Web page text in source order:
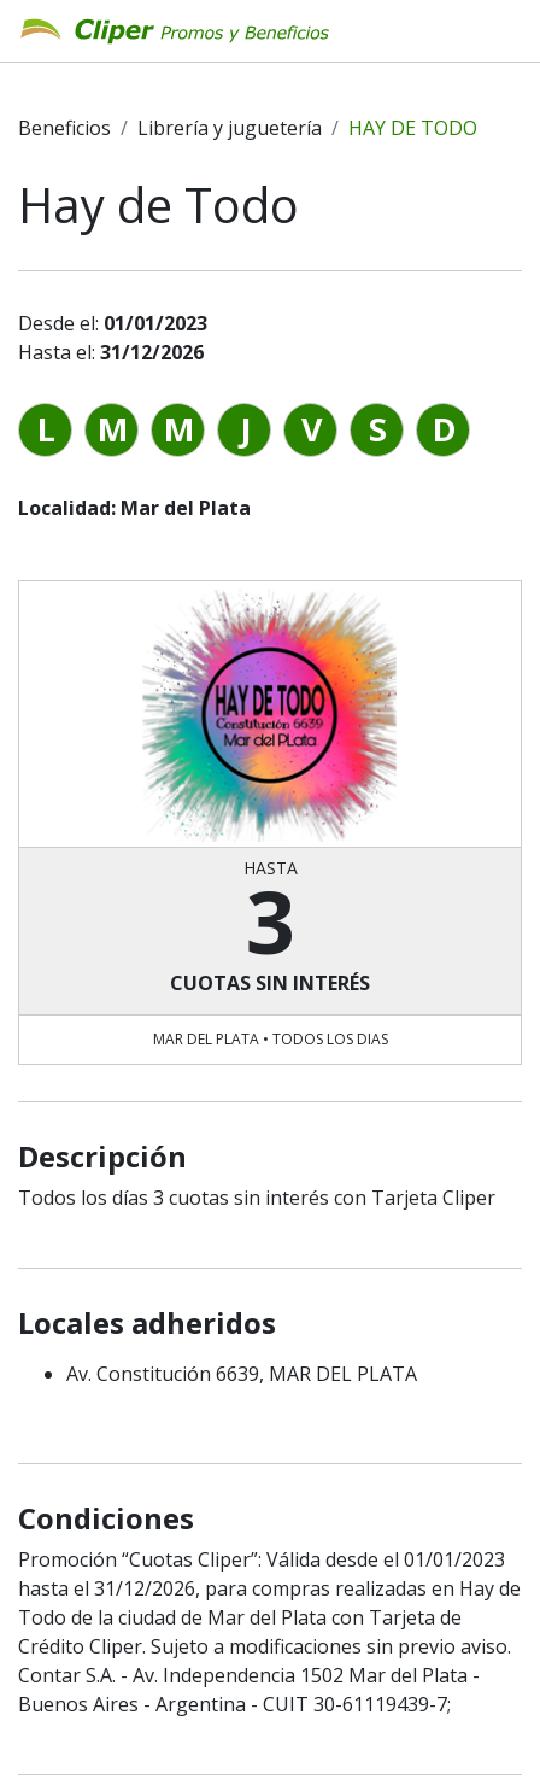
Beneficios Librería y juguetería HAY DE TODO
Hay de Todo
Desde el: 01/01/2023
Hasta el: 31/12/2026
L M M J V S D
Localidad: Mar del Plata
HASTA
3
CUOTAS SIN INTERÉS
MAR DEL PLATA • TODOS LOS DIAS
Descripción
Todos los días 3 cuotas sin interés con Tarjeta Cliper
Locales adheridos
Av. Constitución 6639, MAR DEL PLATA
Condiciones
Promoción “Cuotas Cliper”: Válida desde el 01/01/2023
hasta el 31/12/2026, para compras realizadas en Hay de
Todo de la ciudad de Mar del Plata con Tarjeta de
Crédito Cliper. Sujeto a modificaciones sin previo aviso.
Contar S.A. - Av. Independencia 1502 Mar del Plata -
Buenos Aires - Argentina - CUIT 30-61119439-7;